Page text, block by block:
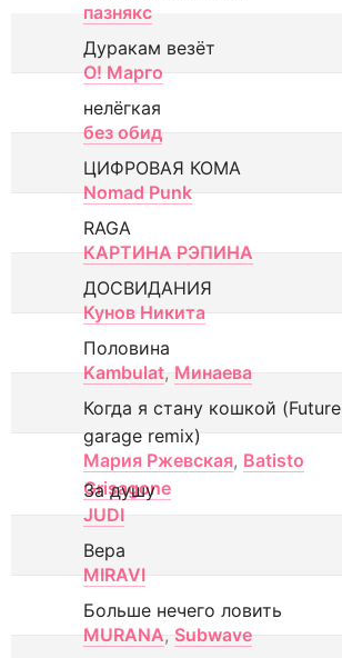
пазнякс
Дуракам везёт
О! Марго
нелёгкая
без обид
ЦИФРОВАЯ КОМА
Nomad Punk
RAGA
КАРТИНА РЭПИНА
ДОСВИДАНИЯ
Кунов Никита
Половина
Kambulat, Минаева
Когда я стану кошкой (Future
garage remix)
Мария Ржевская, Batisto
Grisagone
За душу
JUDI
Вера
MIRAVI
Больше нечего ловить
MURANA, Subwave